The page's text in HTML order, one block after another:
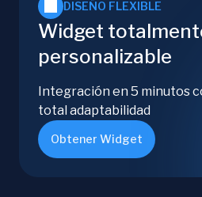
DISEÑO FLEXIBLE
Widget
personalizable
Integración en 5 minutos
total adaptabilidad
Obtener Widget